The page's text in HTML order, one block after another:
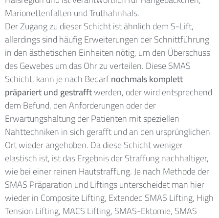
Marionettenfalten und Truthahnhals.
Der Zugang zu dieser Schicht ist ähnlich dem S-Lift,
allerdings sind häufig Erweiterungen der Schnittführung
in den ästhetischen Einheiten nötig, um den Überschuss
des Gewebes um das Ohr zu verteilen. Diese SMAS
Schicht, kann je nach Bedarfnochmals komplett
präpariert und gestrafftwerden, oder wird entsprechend
dem Befund, den Anforderungen oder der
Erwartungshaltung der Patienten mit speziellen
Nahttechniken in sich gerafft und an den ursprünglichen
Ort wieder angehoben. Da diese Schicht weniger
elastisch ist, ist das Ergebnis der Straffung nachhaltiger,
wie bei einer reinen Hautstraffung. Je nach Methode der
SMAS Präparation und Liftings unterscheidet man hier
wieder in Composite Lifting, Extended SMAS Lifting, High
Tension Lifting, MACS Lifting, SMAS-Ektomie, SMAS